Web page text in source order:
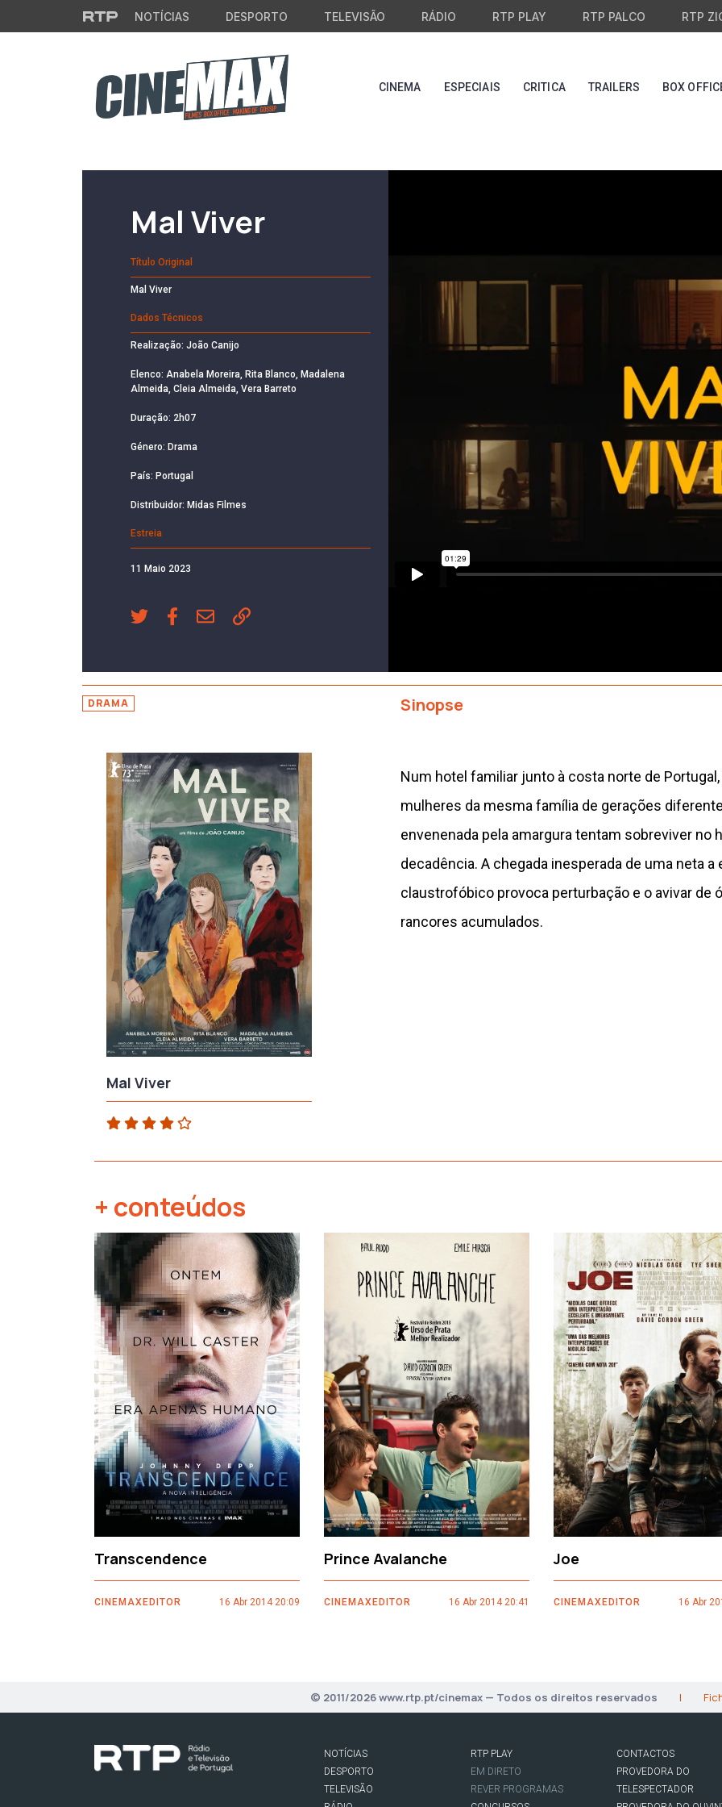
Saltar para o conteúdo principal
NOTÍCIAS DESPORTO TELEVISÃO RÁDIO RTP PLAY RTP PALCO RTP
CINEMA ESPECIAIS CRITICA TRAILERS BOX
Mal Viver
Título Original
Mal Viver
Dados Técnicos
Realização: João Canijo
Elenco: Anabela Moreira, Rita Blanco, Madalena
Almeida, Cleia Almeida, Vera Barreto
Duração: 2h07
Género: Drama
País: Portugal
Distribuidor: Midas Filmes
Estreia
11 Maio 2023
DRAMA Sinopse
Mal Viver
Num hotel familiar junto à costa norte de
mulheres da mesma família de gerações
envenenada pela amargura tentam sobreviver no
decadência. A chegada inesperada de uma neta
claustrofóbico provoca perturbação e o avivar de
rancores acumulados.
+ conteúdos
Transcendence
CINEMAXEDITOR 16 Abr 2014 20:09
Prince Avalanche
CINEMAXEDITOR 16 Abr 2014 20:41
Joe
CINEMAXEDITOR 16 Abr
‹
© 2011/2026 www.rtp.pt/cinemax — Todos os direitos reservados |
NOTÍCIAS
DESPORTO
TELEVISÃO
RTP PLAY
EM DIRETO
REVER PROGRAMAS
CONTACTOS
PROVEDORA DO
TELESPECTADOR